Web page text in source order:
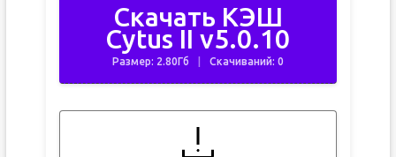
Скачать КЭШ
Cytus II v5.0.10
Размер: 2.80Гб Скачиваний: 0